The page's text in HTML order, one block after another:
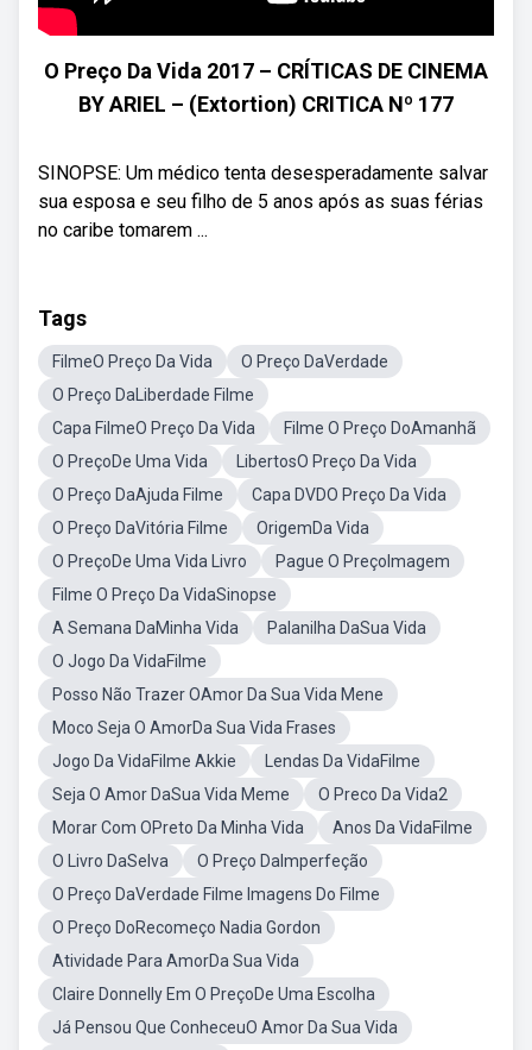
O Preço Da Vida 2017 – CRÍTICAS DE CINEMA
BY ARIEL – (Extortion) CRITICA Nº 177
SINOPSE: Um médico tenta desesperadamente salvar
sua esposa e seu filho de 5 anos após as suas férias
no caribe tomarem ...
Tags
FilmeO Preço Da Vida
O Preço DaVerdade
O Preço DaLiberdade Filme
Capa FilmeO Preço Da Vida
Filme O Preço DoAmanhã
O PreçoDe Uma Vida
LibertosO Preço Da Vida
O Preço DaAjuda Filme
Capa DVDO Preço Da Vida
O Preço DaVitória Filme
OrigemDa Vida
O PreçoDe Uma Vida Livro
Pague O PreçoImagem
Filme O Preço Da VidaSinopse
A Semana DaMinha Vida
Palanilha DaSua Vida
O Jogo Da VidaFilme
Posso Não Trazer OAmor Da Sua Vida Mene
Moco Seja O AmorDa Sua Vida Frases
Jogo Da VidaFilme Akkie
Lendas Da VidaFilme
Seja O Amor DaSua Vida Meme
O Preco Da Vida2
Morar Com OPreto Da Minha Vida
Anos Da VidaFilme
O Livro DaSelva
O Preço DaImperfeção
O Preço DaVerdade Filme Imagens Do Filme
O Preço DoRecomeço Nadia Gordon
Atividade Para AmorDa Sua Vida
Claire Donnelly Em O PreçoDe Uma Escolha
Já Pensou Que ConheceuO Amor Da Sua Vida